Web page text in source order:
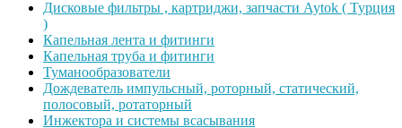
Дисковые фильтры , картриджи, запчасти Aytok ( Турция
)
Капельная лента и фитинги
Капельная труба и фитинги
Туманообразователи
Дождеватель импульсный, роторный, статический,
полосовый, ротаторный
Инжектора и системы всасывания